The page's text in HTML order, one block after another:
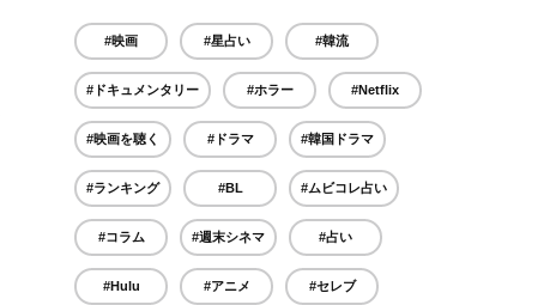
#映画 #星占い #韓流
#ドキュメンタリー #ホラー #Netflix
#映画を聴く #ドラマ #韓国ドラマ
#ランキング #BL #ムビコレ占い
#コラム #週末シネマ #占い
#Hulu #アニメ #セレブ